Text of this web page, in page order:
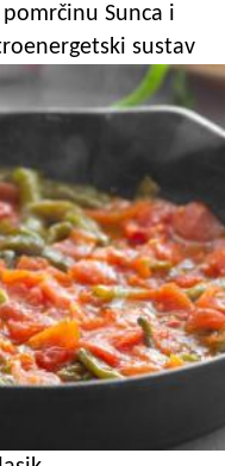
Sunca i
sustav